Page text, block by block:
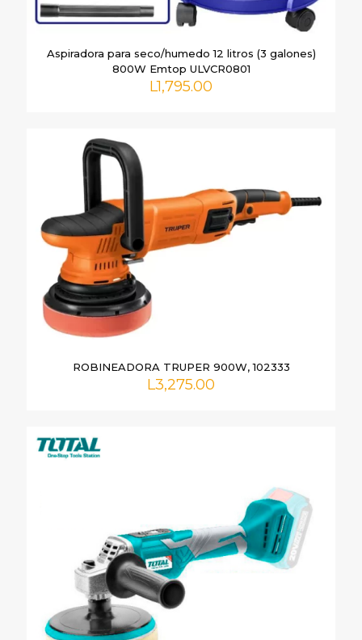
Nombre*
navegador para la próxima vez que comente.
Aspiradora para seco/humedo 12 litros (3 galones)
800W Emtop ULVCR0801
L1,795.00
ROBINEADORA TRUPER 900W, 102333
L3,275.00